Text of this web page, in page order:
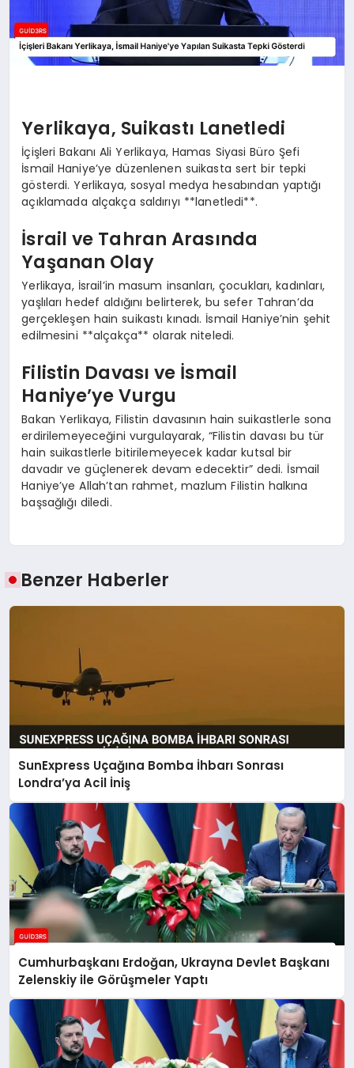
Yerlikaya, Suikastı Lanetledi
İçişleri Bakanı Ali Yerlikaya, Hamas Siyasi Büro Şefi
İsmail Haniye’ye düzenlenen suikasta sert bir tepki
gösterdi. Yerlikaya, sosyal medya hesabından yaptığı
açıklamada alçakça saldırıyı **lanetledi**.
İsrail ve Tahran Arasında
Yaşanan Olay
Yerlikaya, İsrail’in masum insanları, çocukları, kadınları,
yaşlıları hedef aldığını belirterek, bu sefer Tahran’da
gerçekleşen hain suikastı kınadı. İsmail Haniye’nin şehit
edilmesini **alçakça** olarak niteledi.
Filistin Davası ve İsmail
Haniye’ye Vurgu
Bakan Yerlikaya, Filistin davasının hain suikastlerle sona
erdirilemeyeceğini vurgulayarak, “Filistin davası bu tür
hain suikastlerle bitirilemeyecek kadar kutsal bir
davadır ve güçlenerek devam edecektir” dedi. İsmail
Haniye’ye Allah’tan rahmet, mazlum Filistin halkına
başsağlığı diledi.
Benzer Haberler
SunExpress Uçağına Bomba İhbarı Sonrası
Londra’ya Acil İniş
Cumhurbaşkanı Erdoğan, Ukrayna Devlet Başkanı
Zelenskiy ile Görüşmeler Yaptı